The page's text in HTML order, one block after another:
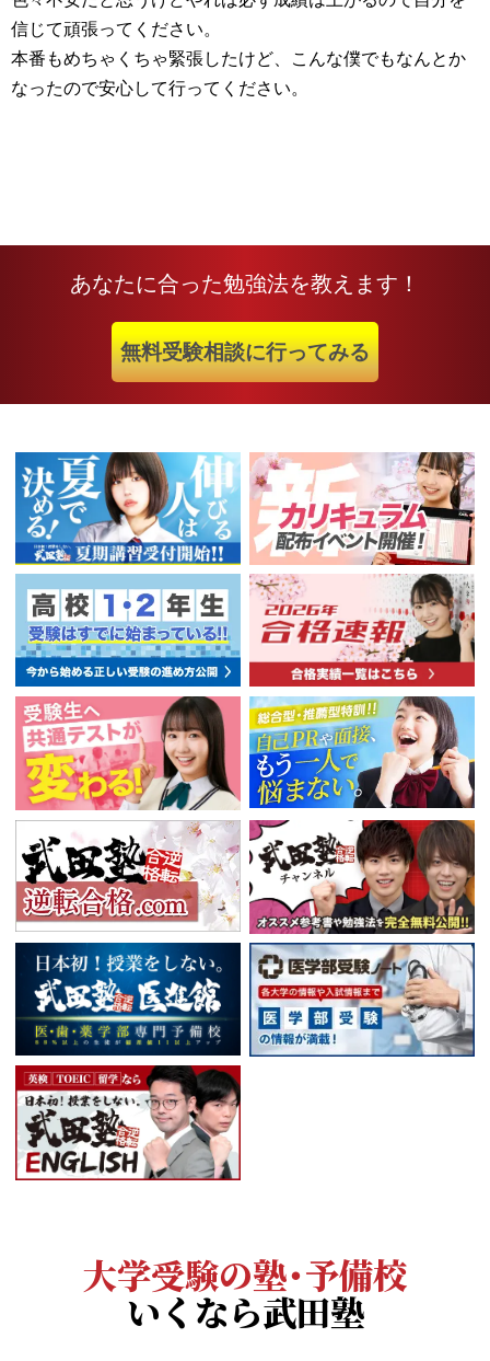
信じて頑張ってください。
本番もめちゃくちゃ緊張したけど、こんな僕でもなんとか
なったので安心して行ってください。
あなたに合った勉強法を教えます！
無料受験相談に行ってみる
大学受験の塾・予備校
いくなら武田塾